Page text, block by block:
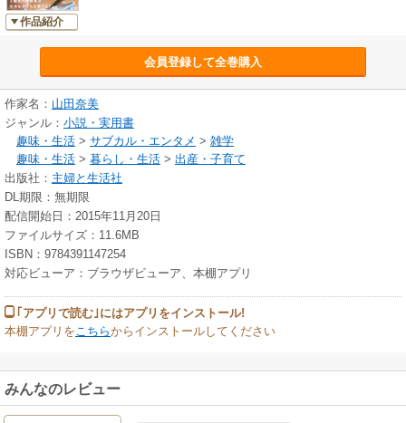
作品紹介
会員登録して全巻購入
作家名： 山田奈美
ジャンル： 小説・実用書
趣味・生活 > サブカル・エンタメ > 雑学
趣味・生活 > 暮らし・生活 > 出産・子育て
出版社： 主婦と生活社
DL期限：無期限
配信開始日：2015年11月20日
ファイルサイズ：11.6MB
ISBN：9784391147254
対応ビューア：ブラウザビューア、本棚アプリ
｢アプリで読む｣にはアプリをインストール!
本棚アプリを こちらからインストールしてください
みんなのレビュー